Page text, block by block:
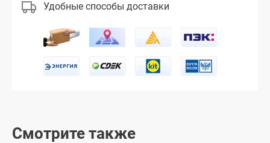
Удобные способы доставки
Смотрите также